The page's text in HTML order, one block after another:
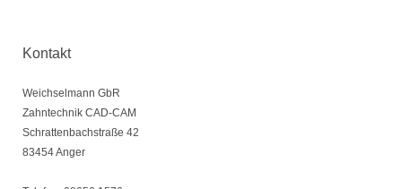
Kontakt
Weichselmann GbR
Zahntechnik CAD-CAM
Schrattenbachstraße 42
83454Anger